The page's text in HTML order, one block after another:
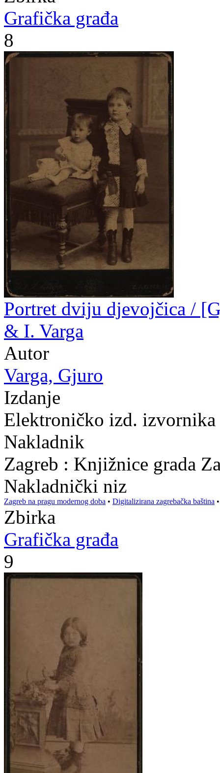
Grafička građa
8
Portret dviju djevojčica /
& I. Varga
Autor
Varga, Gjuro
Izdanje
Elektroničko izd. izvornika
Nakladnik
Zagreb : Knjižnice grada
Nakladnički niz
Zagreb na pragu modernog doba • Digitalizirana zagrebačka baština
Zbirka
Grafička građa
9